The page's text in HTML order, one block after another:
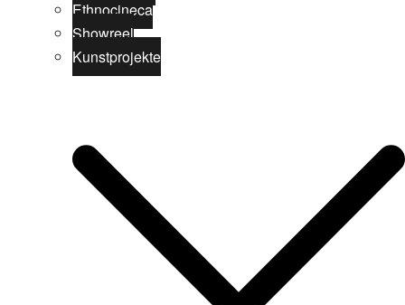
Ethnocineca
Showreel
Kunstprojekte